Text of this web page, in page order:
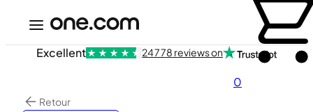
0
Excellent 24 778 reviews on
Retour